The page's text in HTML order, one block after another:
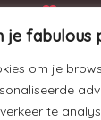
je fabulous
om je
te
rklaring: